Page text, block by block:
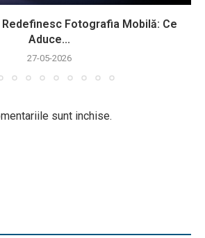
Fotografia Mobilă: Ce
Aduce...
27-05-2026
sunt inchise.